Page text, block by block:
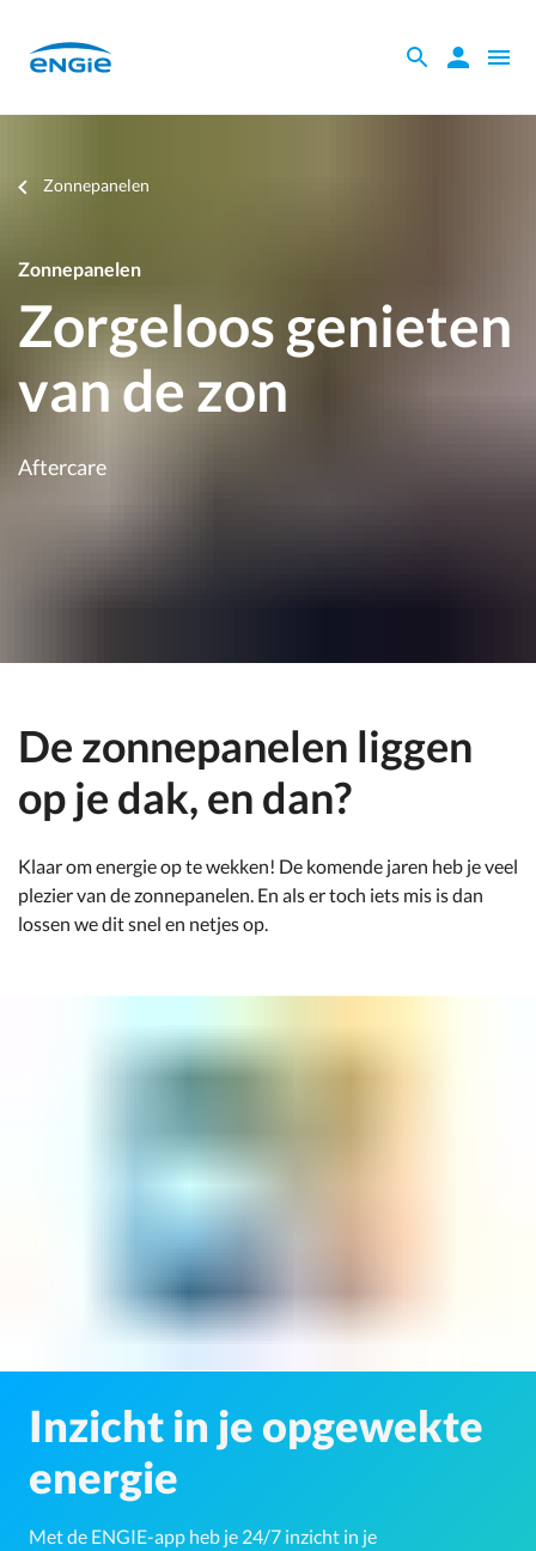
mainZoeken
de
Zoeken
Open
Je
Zonnepanelen
Zonnepanelen
Zorgeloos genieten
van de zon
Aftercare
De zonnepanelen liggen
op je dak, en dan?
Klaar om energie op te wekken! De komende jaren heb je veel
plezier van de zonnepanelen. En als er toch iets mis is dan
lossen we dit snel en netjes op.
Inzicht in je opgewekte
energie
Met de ENGIE-app heb je 24/7 inzicht in je